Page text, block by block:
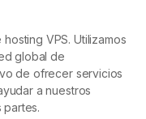
VPS. Utilizamos
global de
de ofrecer servicios
a nuestros
partes.